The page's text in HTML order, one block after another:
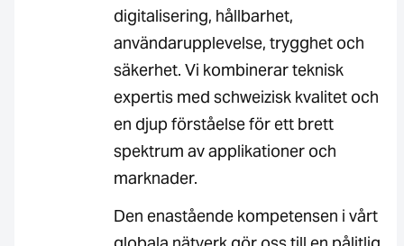
digitalisering, hållbarhet,
användarupplevelse, trygghet och
säkerhet. Vi kombinerar teknisk
expertis med schweizisk kvalitet och
en djup förståelse för ett brett
spektrum av applikationer och
marknader.
Den enastående kompetensen i vårt